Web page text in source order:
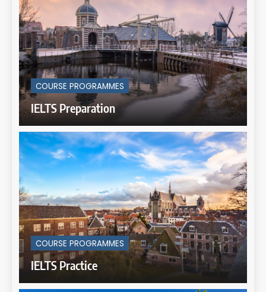
COURSE PROGRAMMES
IELTS Preparation
COURSE PROGRAMMES
IELTS Practice